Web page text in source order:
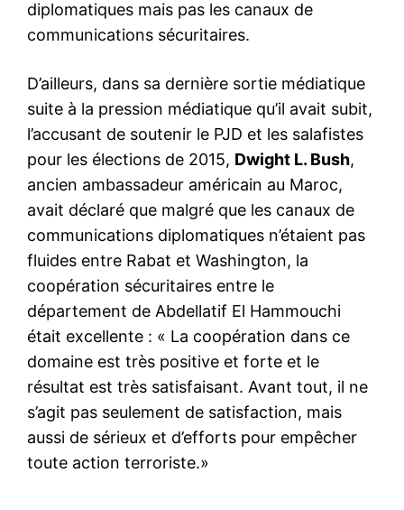
diplomatiques mais pas les canaux de
communications sécuritaires.
D’ailleurs, dans sa dernière sortie médiatique
suite à la pression médiatique qu’il avait subit,
l’accusant de soutenir le PJD et les salafistes
pour les élections de 2015, Dwight ​L. ​Bush,
ancien ambassadeur américain au Maroc,
avait déclaré que malgré que les canaux de
communications diplomatiques n’étaient pas
fluides entre Rabat et Washington, la
coopération sécuritaires entre le
département de Abdellatif El Hammouchi
était excellente : « La coopération dans ce
domaine est très positive et forte et le
résultat est très satisfaisant. Avant tout, il ne
s’agit pas seulement de satisfaction, mais
aussi de sérieux et d’efforts pour empêcher
toute action terroriste.»